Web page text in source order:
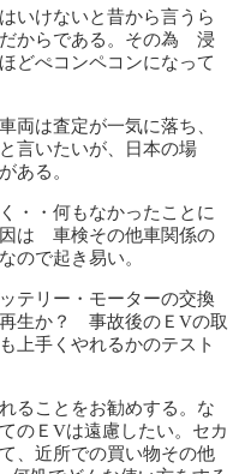
いけないと昔から言うら
だからである。その為 浸
どぺコンペコンになって
は査定が一気に落ち、
言いたいが、日本の場
ある。
・・何もなかったことに
因は 車検その他車関係の
ので起き易い。
テリー・モーターの交換
生か？ 事故後のＥVの取
上手くやれるかのテスト
ることをお勧めする。な
のＥVは遠慮したい。セカ
、近所での買い物その他